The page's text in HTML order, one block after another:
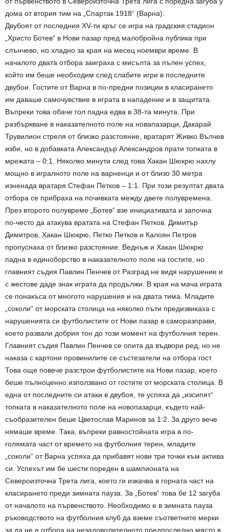
дома от втория тим на „Спартак 1918“ (Варна).
Двубоят от последния ХV-ти кръг се игра на градския стадион
„Христо Ботев“ в Нови пазар пред малобройна публика при
слънчево, но хладно за края на месец ноември време. В
началото двата отбора заиграха с мисълта за пълен успех,
който им беше необходим след слабите игри в последните
двубои. Гостите от Варна в по-предни позиции в класирането
им даваше самочувствие в играта в нападение и в защитата.
Въпреки това обаче гол падна едва в 38-та минута. При
разбъркване в наказателното поле на новапазарци, Дакарай
Трувилион стреля от близко разстояние, вратарят Живко Вълчев
изби, но в добавката Александър Александров прати топката в
мрежата – 0:1. Няколко минути след това Хакан Шюкрю нахлу
мощно в игралното поле на варненци и от близо 30 метра
изненада вратаря Стефан Петков – 1:1. При този резултат двата
отбора се прибраха на почивката между двете полувремена.
През второто полувреме „Ботев“ взе инициативата и започна
по-често да атакува вратата на Стефан Петков. Димитър
Димитров, Хакан Шюкрю, Петко Петков и Калоян Петров
пропуснаха от близко разстояние. Веднъж и Хакан Шюкрю
падна в единоборство в наказателното поле на гостите, но
главният съдия Павлин Пенчев от Разград не видя нарушение и
с жестове даде знак играта да продължи. В края на мача играта
се понакъса от многото нарушения и на двата тима. Младите
„соколи“ от морската столица на няколко пъти предизвикаха с
нарушенията си футболистите от Нови пазар в саморазправи,
което развали добрия тон до този момент на футболния терен.
Главният съдия Павлин Пенчев се опита да въдвори ред, но не
наказа с картони провинилите се състезатели на отбора гост.
Това още повече разстрои футболистите на Нови пазар, което
беше пълноценно използвано от гостите от морската столица. В
една от последните си атаки в двубоя, те успяха да „изсипят“
топката в наказателното поле на новопазарци, където най-
съобразителен беше Цветослав Маринов за 1:2. За друго вече
нямаше време. Така, въпреки равностойната игра в по-
голямата част от времето на футболния терен, младите
„соколи“ от Варна успяха да прибавят нови три точки към актива
си. Успехът им бе шести пореден в шампионата на
Североизточна Трета лига, което ги изкачва в горната част на
класирането преди зимната пауза. За „Ботев“ това бе 12 загуба
от началото на първенството. Необходимо е в зимната пауза
ръководството на футболния клуб да вземе съответните мерки
за да не е отбора на незадоволителното предпоследно място в